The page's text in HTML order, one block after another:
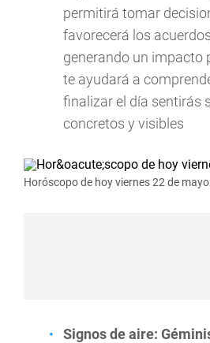
permitirá tomar
favorecerá los
generando un impacto
te ayudará a
finalizar el día sentirás
concretos y visibles
Horóscopo de hoy viernes 22 de
Signos de aire: